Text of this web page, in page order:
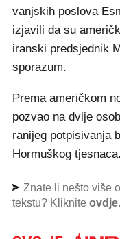
vanjskih poslova
izjavili da su
iranski predsjednik
sporazum.
Prema američkom
pozvao na dvije
ranijeg potpisivanja
Hormuškog tjesnaca.
Znate li nešto više
tekstu? Kliknite ovdje.